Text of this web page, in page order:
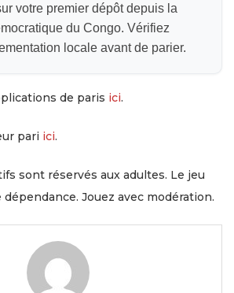
votre premier dépôt depuis la
du Congo. Vérifiez
locale avant de parier.
de paris ici.
pari ici.
sont réservés aux adultes. Le jeu
Jouez avec modération.